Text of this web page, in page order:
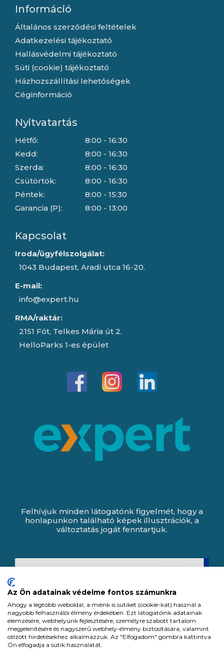
Információ
Általános szerződési feltételek
Adatkezelési tájékoztató
Hallásvédelmi tájékoztató
Süti (cookie) tájékoztató
Házhozszállítási lehetőségek
Céginformáció
Nyitvatartás
Hétfő:
Kedd:
Szerda:
Csütörtök:
Péntek:
Garancia (P):
8:00 - 16:30
8:00 - 16:30
8:00 - 16:30
8:00 - 16:30
8:00 - 15:30
8:00 - 13:00
Kapcsolat
Iroda/ügyfélszolgálat:
1043 Budapest, Aradi utca 16-20.
E-mail:
info@expert.hu
RMA/raktár:
2151 Fót, Telkes Mária út 2.
HelloParks 1-es épület
Felhívjuk minden látogatónk figyelmét, hogy a
honlapunkon található képek illusztrációk, a
változtatás jogát fenntartjuk.
Az Ön adatainak védelme fontos számunkra
Ahogy a legtöbb weboldal, a miénk is sütiket (cookie-kat) használ a
nagyobb felhasználói élmény érdekében. Ezt látogatóink adatainak
elemzésére, webhelyünk fejlesztésére, személyre szabott tartalom
megjelenítésére és nagyszerű webhely-élmény biztosítására, valamint
célzott hirdetésekhez alkalmazzuk. Az "Elfogadom" gombra kattintva
Ön elfogadja a sütik használatát.